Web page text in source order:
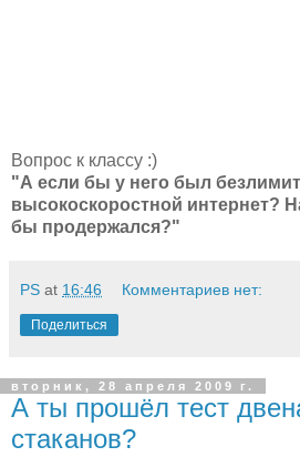
Вопрос к классу :)
"А если бы у него был
высокоскоростной интернет?
бы продержался?"
PS at 16:46 Комментариев нет:
Поделиться
вторник, 28 апреля 2009 г.
А ты прошёл тест
стаканов?